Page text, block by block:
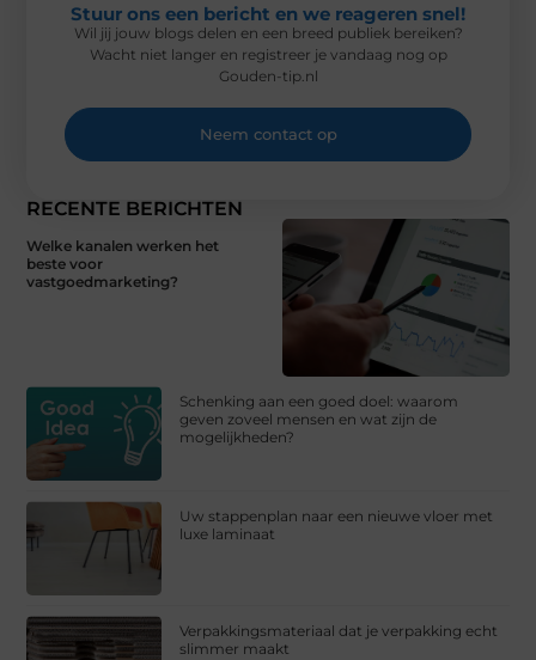
RECENTE BERICHTEN
Welke kanalen werken het
beste voor
vastgoedmarketing?
Schenking aan een goed doel: waarom
geven zoveel mensen en wat zijn de
mogelijkheden?
Uw stappenplan naar een nieuwe vloer met
luxe laminaat
Verpakkingsmateriaal dat je verpakking echt
slimmer maakt
Stuur ons een bericht en we reageren snel!
Wil jij jouw blogs delen en een breed publiek bereiken?
Wacht niet langer en registreer je vandaag nog op
Gouden-tip.nl
Neem contact op